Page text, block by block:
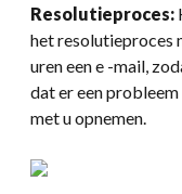
Resolutieproces:
het resolutieproces
uren een e -mail,
dat er een
met u opnemen.